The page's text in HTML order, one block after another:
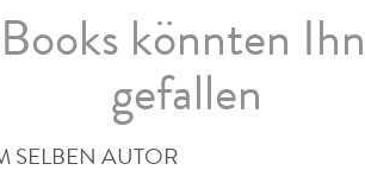
könnten
gefallen
SELBEN AUTOR